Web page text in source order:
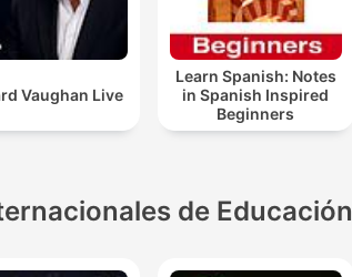
Vaughan Live
Learn Spanish: Notes
in Spanish Inspired
Beginners
de Educación